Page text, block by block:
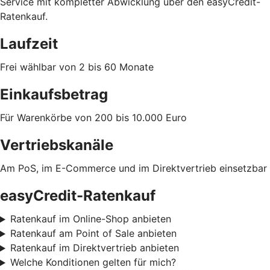
Ratenkauf.
Laufzeit
Frei wählbar von 2 bis 60 Monate
Einkaufsbetrag
Für Warenkörbe von 200 bis 10.000 Euro
Vertriebskanäle
Am PoS, im E-Commerce und im Direktvertrieb einsetzbar
easyCredit-Ratenkauf
Ratenkauf im Online-Shop anbieten
Ratenkauf am Point of Sale anbieten
Ratenkauf im Direktvertrieb anbieten
Welche Konditionen gelten für mich?